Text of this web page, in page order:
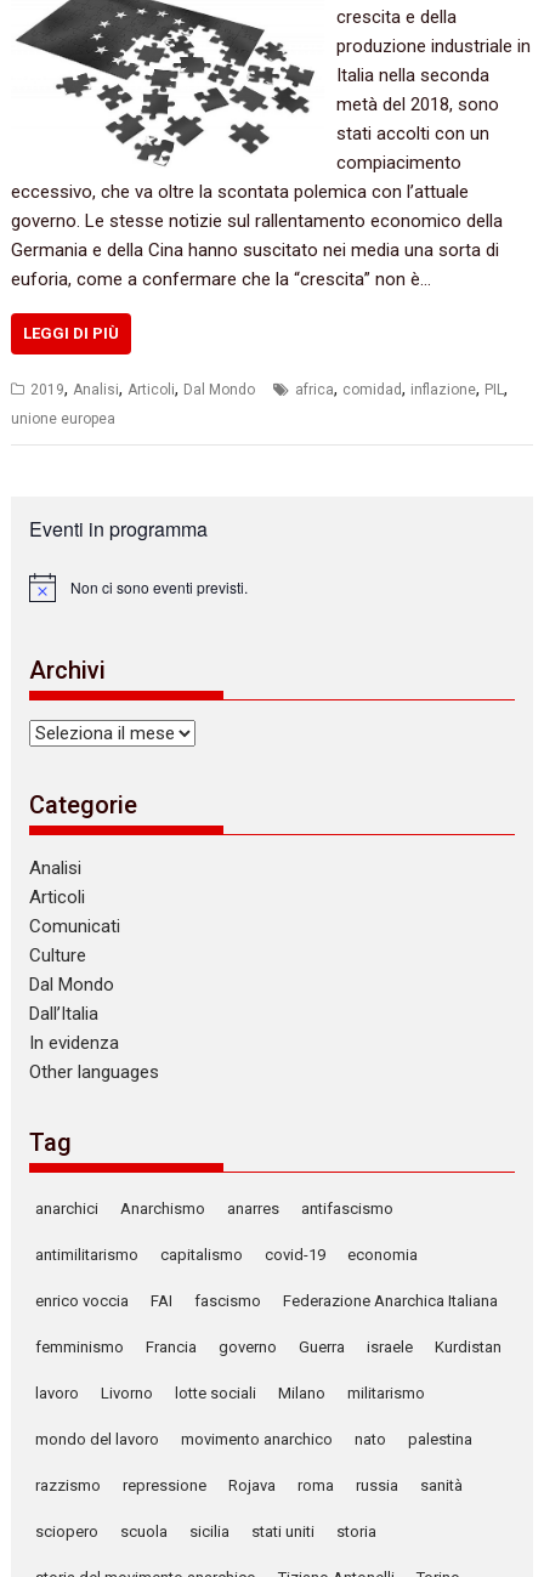
crescita e della
produzione industriale in
Italia nella seconda
metà del 2018, sono
stati accolti con un
compiacimento
eccessivo, che va oltre la scontata polemica con l’attuale
governo. Le stesse notizie sul rallentamento economico della
Germania e della Cina hanno suscitato nei media una sorta di
euforia, come a confermare che la “crescita” non è…
LEGGI DI PIÙ
2019, Analisi, Articoli, Dal Mondo africa, comidad, inflazione, PIL,
unione europea
Eventi in programma
N
c
e
Non ci sono eventi previsti.
Archivi
Archivi
Categorie
Analisi
Articoli
Comunicati
Culture
Dal Mondo
Dall’Italia
In evidenza
Other languages
Tag
anarchici Anarchismo anarres antifascismo
antimilitarismo capitalismo covid-19 economia
enrico voccia FAI fascismo Federazione Anarchica Italiana
femminismo Francia governo Guerra israele Kurdistan
lavoro Livorno lotte sociali Milano militarismo
mondo del lavoro movimento anarchico nato palestina
razzismo repressione Rojava roma russia sanità
sciopero scuola sicilia stati uniti storia